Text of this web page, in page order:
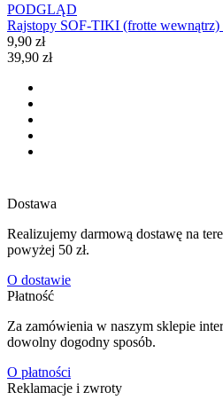
PODGLĄD
Rajstopy SOF-TIKI (frotte wewnątrz)
9,90 zł
39,90 zł
Dostawa
Realizujemy darmową dostawę na
powyżej 50 zł.
O dostawie
Płatność
Za zamówienia w naszym sklepie
dowolny dogodny sposób.
O płatności
Reklamacje i zwroty